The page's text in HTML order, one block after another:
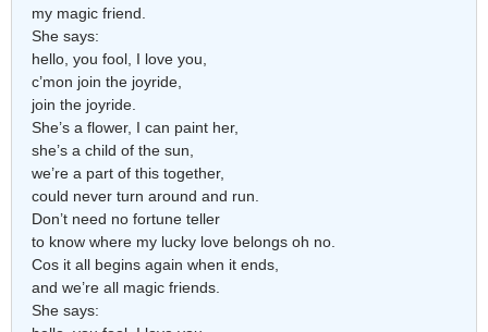
my magic friend.
She says:
hello, you fool, I love you,
c’mon join the joyride,
join the joyride.
She’s a flower, I can paint her,
she’s a child of the sun,
we’re a part of this together,
could never turn around and run.
Don’t need no fortune teller
to know where my lucky love belongs oh no.
Cos it all begins again when it ends,
and we’re all magic friends.
She says: